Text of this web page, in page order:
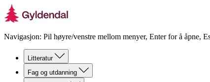
Navigasjon: Pil høyre/venstre mellom menyer, Enter for å åpne,
Litteratur
Fag og utdanning